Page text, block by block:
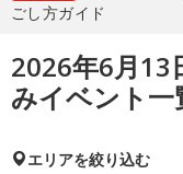
ごし方ガイド
2026年6月13
みイベント一
エリアを絞り込む